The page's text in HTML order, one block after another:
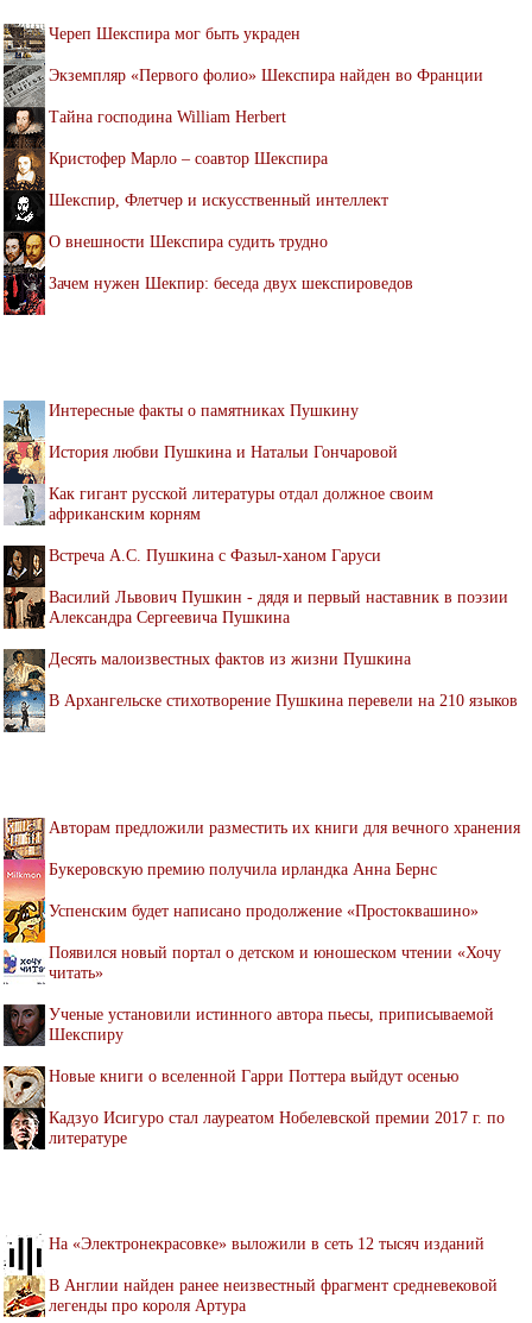
Череп Шекспира мог быть украден
Экземпляр «Первого фолио» Шекспира найден во Франции
Тайна господина William Herbert
Кристофер Марло – соавтор Шекспира
Шекспир, Флетчер и искусственный интеллект
О внешности Шекспира судить трудно
Зачем нужен Шекпир: беседа двух шекспироведов
Интересные факты о памятниках Пушкину
История любви Пушкина и Натальи Гончаровой
Как гигант русской литературы отдал должное своим
африканским корням
Встреча А.С. Пушкина с Фазыл-ханом Гаруси
Василий Львович Пушкин - дядя и первый наставник в поэзии
Александра Сергеевича Пушкина
Десять малоизвестных фактов из жизни Пушкина
В Архангельске стихотворение Пушкина перевели на 210 языков
Авторам предложили разместить их книги для вечного хранения
Букеровскую премию получила ирландка Анна Бернс
Успенским будет написано продолжение «Простоквашино»
Появился новый портал о детском и юношеском чтении «Хочу
читать»
Ученые установили истинного автора пьесы, приписываемой
Шекспиру
Новые книги о вселенной Гарри Поттера выйдут осенью
Кадзуо Исигуро стал лауреатом Нобелевской премии 2017 г. по
литературе
На «Электронекрасовке» выложили в сеть 12 тысяч изданий
В Англии найден ранее неизвестный фрагмент средневековой
легенды про короля Артура